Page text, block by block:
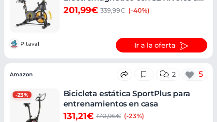
Resistencia
201,99€ 339,99€ (-40%)
Pitaval Ir a la oferta
-23%
Amazon 2 5
Bicicleta estática SportPlus para
entrenamientos en casa
131,21€ 170,96€ (-23%)